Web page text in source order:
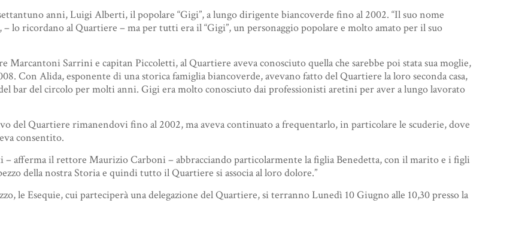
anni, Luigi Alberti, il popolare “Gigi”, a lungo dirigente biancoverde fino al 2002. “Il suo nome
lo ricordano al Quartiere – ma per tutti era il “Gigi”, un personaggio popolare e molto amato per il suo
Sarrini e capitan Piccoletti, al Quartiere aveva conosciuto quella che sarebbe poi stata sua moglie,
Con Alida, esponente di una storica famiglia biancoverde, avevano fatto del Quartiere la loro seconda casa,
bar del circolo per molti anni. Gigi era molto conosciuto dai professionisti aretini per aver a lungo lavorato
del Quartiere rimanendovi fino al 2002, ma aveva continuato a frequentarlo, in particolare le scuderie, dove
consentito.
afferma il rettore Maurizio Carboni – abbracciando particolarmente la figlia Benedetta, con il marito e i figli
della nostra Storia e quindi tutto il Quartiere si associa al loro dolore.”
le Esequie, cui parteciperà una delegazione del Quartiere, si terranno Lunedì 10 Giugno alle 10,30 presso la